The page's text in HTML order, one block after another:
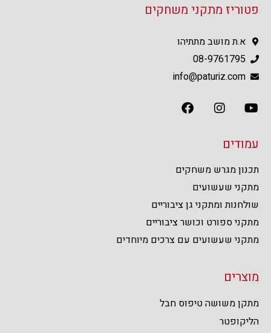
פטוריז מתקני משחקים
א.ת מושב מתתיהו
08-9761795
info@paturiz.com
עמודים
תכנון מגרש משחקים
מתקני שעשועים
שולחנות ומתקני גן ציבוריים
מתקני ספורט וכושר ציבוריים
מתקני שעשועים עם צרכים מיוחדים
מוצרים
מתקן משושה טיפוס חבל
הליקופטר